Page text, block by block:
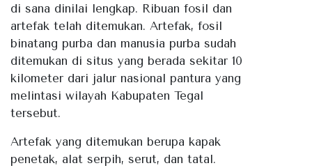
di sana dinilai lengkap. Ribuan fosil dan
artefak telah ditemukan. Artefak, fosil
binatang purba dan manusia purba sudah
ditemukan di situs yang berada sekitar 10
kilometer dari jalur nasional pantura yang
melintasi wilayah Kabupaten Tegal
tersebut.
Artefak yang ditemukan berupa kapak
penetak, alat serpih, serut, dan tatal.